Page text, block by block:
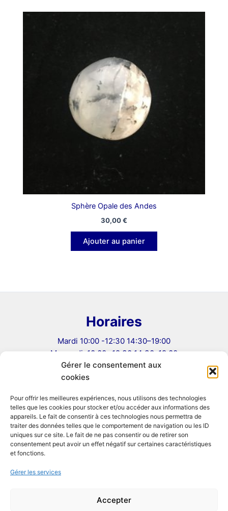
Gérer le consentement aux
cookies
Pour offrir les meilleures expériences, nous utilisons des technologies
telles que les cookies pour stocker et/ou accéder aux informations des
appareils. Le fait de consentir à ces technologies nous permettra de
traiter des données telles que le comportement de navigation ou les ID
uniques sur ce site. Le fait de ne pas consentir ou de retirer son
consentement peut avoir un effet négatif sur certaines caractéristiques
et fonctions.
Gérer les services
Accepter
Sphère Opale des Andes
30,00€
Ajouter au panier
Horaires
Mardi 10:00 -12:30 14:30–19:00
Mercredi: 10:00 -12:30 14:30–19:00
Jeudi: 10:00 -12:30 14:30–19:00
Vendredi: 10:00 -12:30 14:30–19:00
Informations
Mentions légales
Conditions Générales de Vente